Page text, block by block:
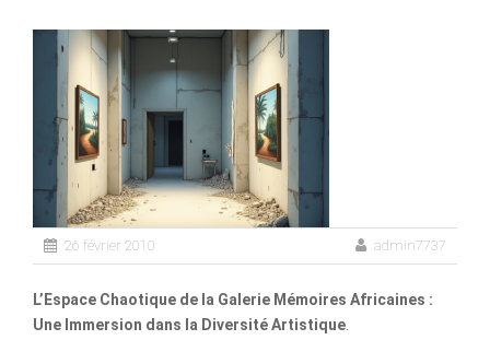
26 février 2010 admin7737
L’Espace Chaotique de la Galerie Mémoires Africaines :
Une Immersion dans la Diversité Artistique